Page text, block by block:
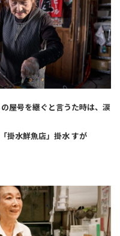
屋号を継ぐと言うた時は、涙
掛水鮮魚店」掛水 すが